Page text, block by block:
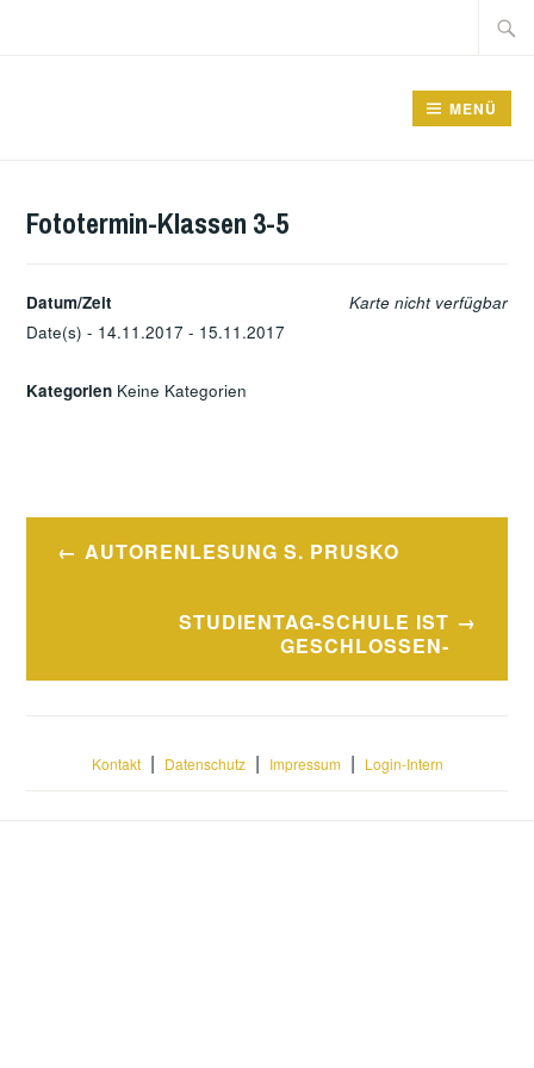
Suche
MENÜ
Fototermin-Klassen 3-5
Karte nicht verfügbar
Datum/Zeit
Date(s) - 14.11.2017 - 15.11.2017
Kategorien Keine Kategorien
Beitragsnavigation
AUTORENLESUNG S. PRUSKO
STUDIENTAG-SCHULE IST
GESCHLOSSEN-
Kontakt| Datenschutz| Impressum| Login-Intern